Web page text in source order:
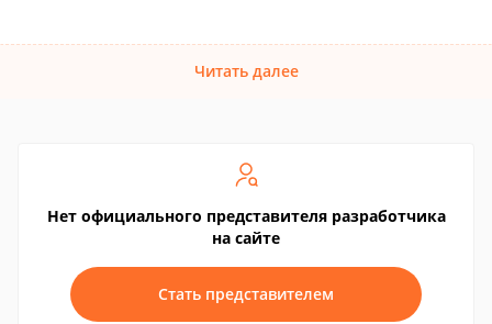
Читать далее
Нет официального представителя разработчика
на сайте
Стать представителем